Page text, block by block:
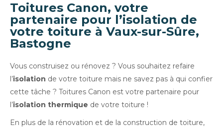
Toitures Canon, votre
partenaire pour l’isolation de
votre toiture à Vaux-sur-Sûre,
Bastogne
Vous construisez ou rénovez ? Vous souhaitez refaire
l’isolation de votre toiture mais ne savez pas à qui confier
cette tâche ? Toitures Canon est votre partenaire pour
l’isolation thermique de votre toiture !
En plus de la rénovation et de la construction de toiture,